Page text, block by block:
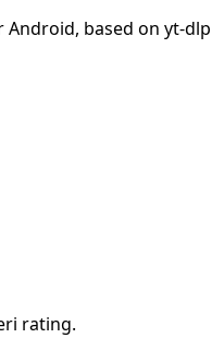
based on yt-dlp
rating.